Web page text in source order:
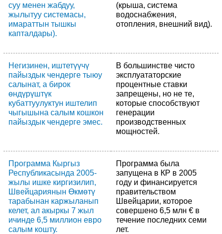
суу менен жабдуу,
жылытуу системасы,
имараттын тышкы
капталдары).
(крыша, система
водоснабжения,
отопления, внешний вид).
Негизинен, иштетүүчү
пайыздык чендерге тыюу
салынат, а бирок
өндүрүштүк
кубаттуулуктун иштелип
чыгышына салым кошкон
пайыздык чендерге эмес.
В большинстве чисто
эксплуататорские
процентные ставки
запрещены, но не те,
которые способствуют
генерации
производственных
мощностей.
Программа Кыргыз
Республикасында 2005-
жылы ишке киргизилип,
Швейцариянын Өкмөтү
тарабынан каржыланып
келет, ал акыркы 7 жыл
ичинде 6,5 миллион евро
салым кошту.
Программа была
запущена в КР в 2005
году и финансируется
правительством
Швейцарии, которое
совершено 6,5 млн € в
течение последних семи
лет.